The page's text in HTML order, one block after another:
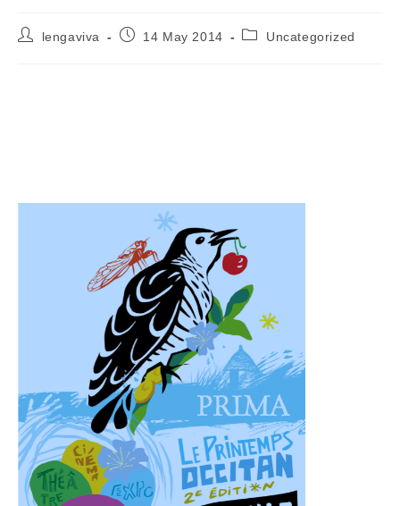
Postlengaviva
Post14 May 2014
PostUncategorized